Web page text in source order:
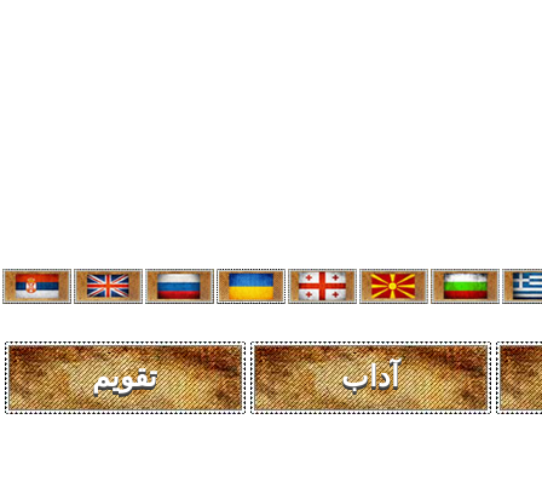
تقویم آداب